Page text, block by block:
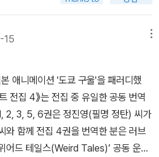
두면서 그리스 문화 및 민족의 우수
리케의 이피게네이아』는 비극인데도
로스의 노랫말을 비판적으로 검토하
여성을 단순히 ‘피해자’ 범주로 분류할
적 지위와 관련된 인종과 계급은 피해
. 여성은 단순하지 않다. 여성은 살아가
별을 경험하는 단일하고 매끄러운 존
지 않은 시선, 거기서부터 생긴 편견과
지금도 다양한 형태로 자라나고 있다.
표했다. 이 작품은 뇌수술을 받은 여
만나 끔찍하게 변화하는 과정을 그리
래프트 전집 4》 (황금가지, 2012)*
전집 1》 (황금가지, 2009) 《위대한
이 절판되었다. 이 작품의 전체 줄거리
의 공포 문학 비평서 《공포 문학
있다. 러브크래프트의 단편 공포 소설
러브크래프트 전집 4》에 수록)은 고대
마는 항상 로드 설링의 해설로 시작되
면은 패러디 소재로 사용된다. 설링
마 대본을 직접 쓰기도 했다. 또 리처드
찰스 보먼트(Charles Beaumont),
미스터리 및 환상소설 작가들의 단편
. <나이트 갤러리>
리즈로 NBC에서 방영되었다. 1969
로 1973년 시즌 3까지 제작되었다.
만든 이색적인 마을로 들어가 숙소를
을 작은 방으로 안내하고 열쇠로 문을
방 가운데 비석이 서 있는 것이
에 잠긴 눈빛을 보이다가 곧 놀라 숨
악마적인 속도로 빠르게 뇌리를 스쳤
없을 정도로 미신에 푹 빠져 있다. 그
월터는 무거운 눈꺼풀이 덮인 회색 눈
은 사람과
15
애니메이션 '도쿄 구울'을 패러디했
》는 전집 중 유일한 공동 번역
2, 3, 5, 6권은 정진영(필명 정탄) 씨가
와 함께 전집 4권을 번역한 분은 러브
어드 테일스(Weird Tales)’ 공동 운영